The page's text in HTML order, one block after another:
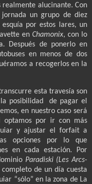
alucinante. Con
un grupo de diez
por estos lares, un
enChamonix, con lo
Después de ponerlo en
en menos de dos
a recogerlos en la
esta travesía son
posibilidad
de pagar el
en nuestro caso será
optamos por ir con más
y ajustar el forfait a
opciones por lo que
en cada estación. Por
Paradiski (Les Arcs-
de un día cuesta
“sólo” en la zona de La